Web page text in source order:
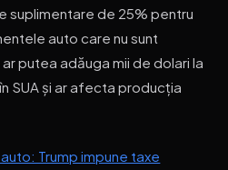
suplimentare de 25% pentru
auto care nu sunt
putea adăuga mii de dolari la
SUA și ar afecta producția
Trump impune taxe